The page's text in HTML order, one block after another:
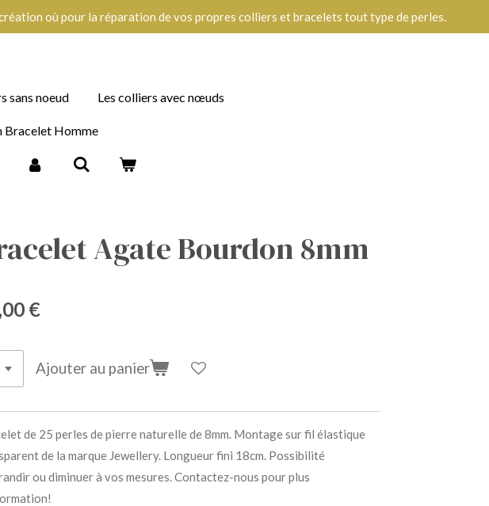
où pour la réparation de vos propres colliers et bracelets tout type de perles.
sans noeud Les colliers avec nœuds
Bracelet Homme
Agate Bourdon 8mm
€
Ajouter au panier
de 25 perles de pierre naturelle de 8mm. Montage sur fil élastique
de la marque Jewellery. Longueur fini 18cm. Possibilité
ou diminuer à vos mesures. Contactez-nous pour plus